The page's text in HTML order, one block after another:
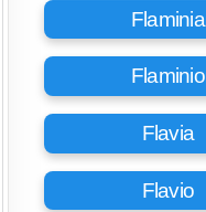
Flaminia
Flaminio
Flavia
Flavio